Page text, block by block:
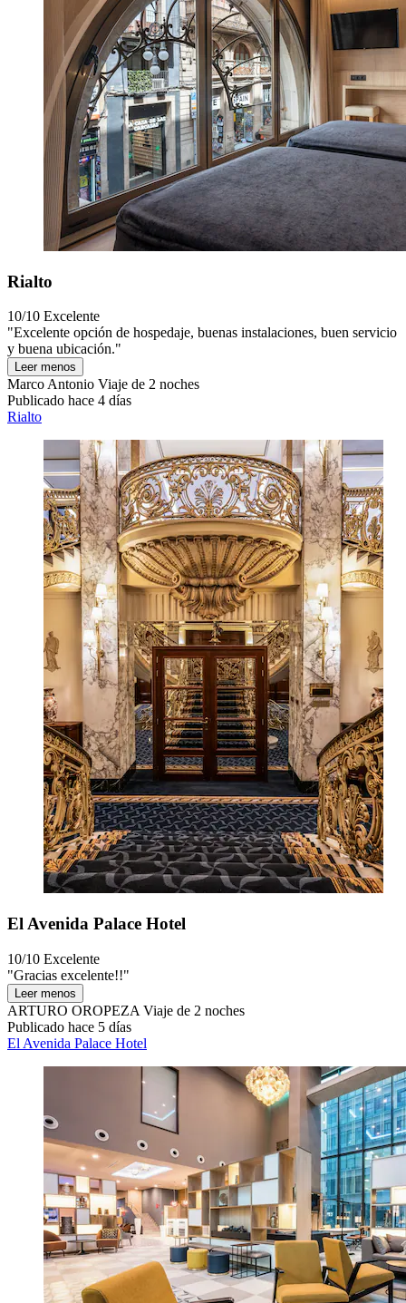
Rialto
10/10 Excelente
"Excelente opción de hospedaje, buenas instalaciones, buen servicio
y buena ubicación."
Leer menos
Marco Antonio Viaje de 2 noches
Publicado hace 4 días
Rialto
El Avenida Palace Hotel
10/10 Excelente
"Gracias excelente!!"
Leer menos
ARTURO OROPEZA Viaje de 2 noches
Publicado hace 5 días
El Avenida Palace Hotel